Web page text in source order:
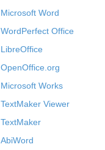
Microsoft Word
WordPerfect Office
LibreOffice
OpenOffice.org
Microsoft Works
TextMaker Viewer
TextMaker
AbiWord